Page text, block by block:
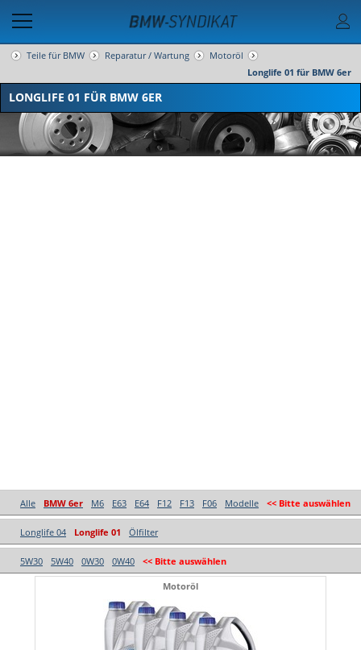
Teile für BMW Reparatur / Wartung
Motoröl
Longlife 01 für BMW 6er
LONGLIFE 01 FÜR BMW 6ER
Alle BMW 6er M6 E63 E64 F12 F13 F06 Modelle << Bitte auswählen
Longlife 04 Longlife 01 Ölfilter
5W30 5W40 0W30 0W40 << Bitte auswählen
Motoröl